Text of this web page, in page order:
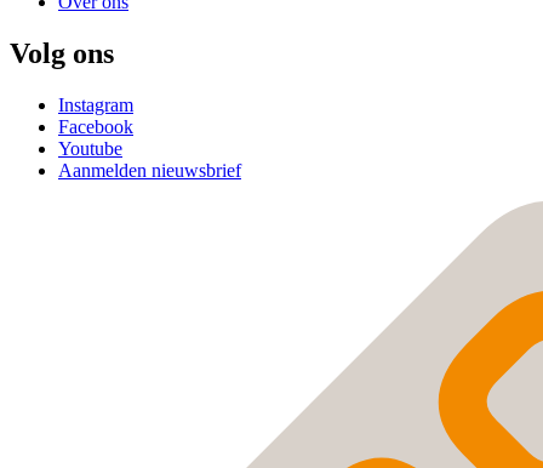
Volg ons
Instagram
Facebook
Youtube
Aanmelden nieuwsbrief